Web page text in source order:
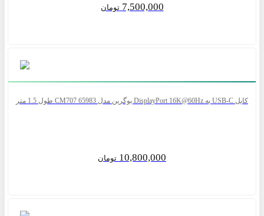
7,500,000 تومان
کابل USB-C به DisplayPort 16K@60Hz یوگرین مدل CM707 65983 طول 1.5 متر
10,800,000 تومان